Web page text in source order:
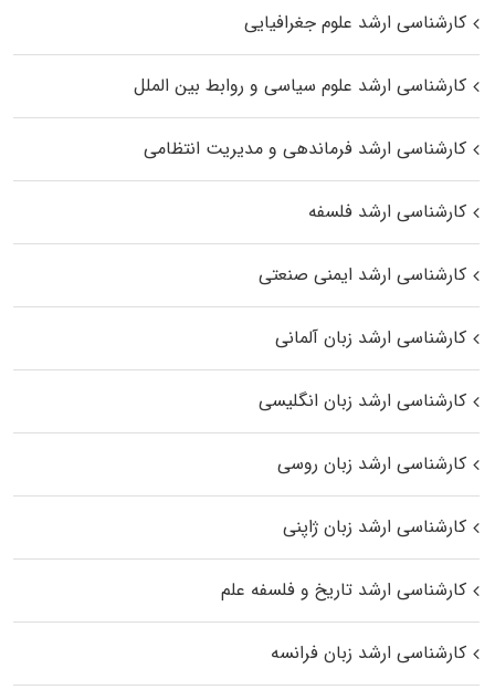
کارشناسی ارشد علوم جغرافیایی
کارشناسی ارشد علوم سیاسی و روابط بین الملل
کارشناسی ارشد فرماندهی و مدیریت انتظامی
کارشناسی ارشد فلسفه
کارشناسی ارشد ایمنی صنعتی
کارشناسی ارشد زبان آلمانی
کارشناسی ارشد زبان انگلیسی
کارشناسی ارشد زبان روسی
کارشناسی ارشد زبان ژاپنی
کارشناسی ارشد تاریخ و فلسفه علم
کارشناسی ارشد زبان فرانسه